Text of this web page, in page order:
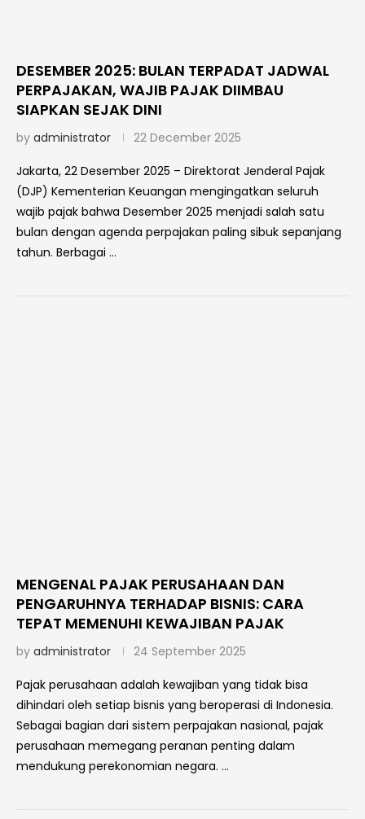
DESEMBER 2025: BULAN TERPADAT JADWAL
PERPAJAKAN, WAJIB PAJAK DIIMBAU
SIAPKAN SEJAK DINI
by administrator 22 December 2025
Jakarta, 22 Desember 2025 – Direktorat Jenderal Pajak
(DJP) Kementerian Keuangan mengingatkan seluruh
wajib pajak bahwa Desember 2025 menjadi salah satu
bulan dengan agenda perpajakan paling sibuk sepanjang
tahun. Berbagai …
MENGENAL PAJAK PERUSAHAAN DAN
PENGARUHNYA TERHADAP BISNIS: CARA
TEPAT MEMENUHI KEWAJIBAN PAJAK
by administrator 24 September 2025
Pajak perusahaan adalah kewajiban yang tidak bisa
dihindari oleh setiap bisnis yang beroperasi di Indonesia.
Sebagai bagian dari sistem perpajakan nasional, pajak
perusahaan memegang peranan penting dalam
mendukung perekonomian negara. …